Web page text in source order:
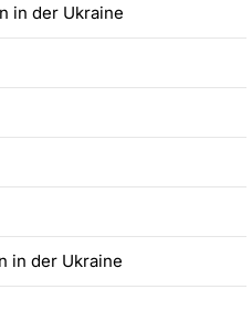
in der Ukraine
in der Ukraine